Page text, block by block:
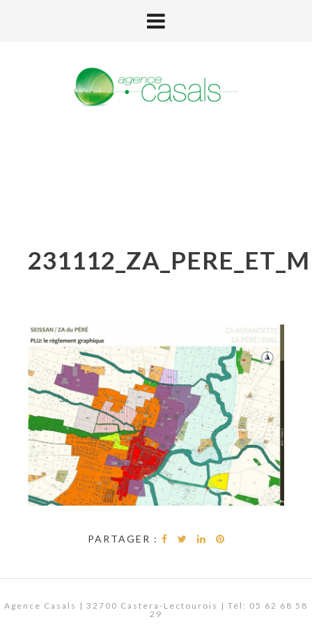
PARTAGER :
Agence Casals | 32700 Castera-Lectourois | Tél: 05 62 68 58
29